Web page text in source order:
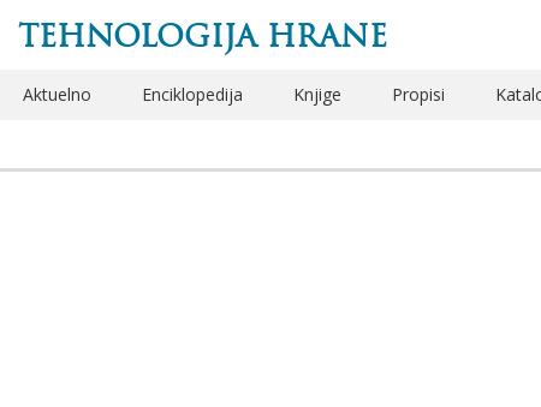
TEHNOLOGIJA HRANE
Aktuelno Enciklopedija Knjige Propisi